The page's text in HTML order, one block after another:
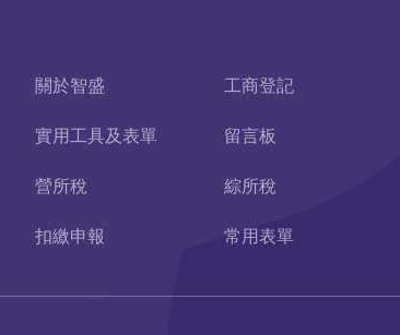
關於智盛 工商登記
實用工具及表單 留言板
營所稅 綜所稅
扣繳申報 常用表單